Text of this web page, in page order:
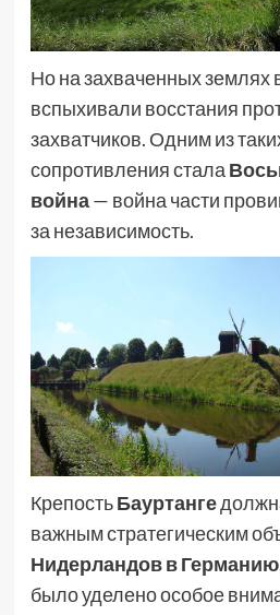
Но на захваченных землях
вспыхивали восстания
захватчиков. Одним из
сопротивления стала
война— война части
за независимость.
КрепостьБауртанге
важным стратегическим
Нидерландов в Германию
было уделено особое